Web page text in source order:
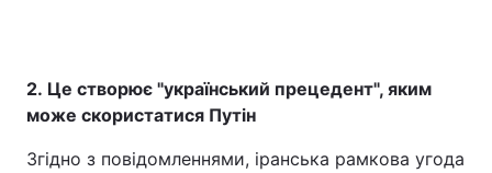
2. Це створює "український прецедент", яким
може скористатися Путін
Згідно з повідомленнями, іранська рамкова угода